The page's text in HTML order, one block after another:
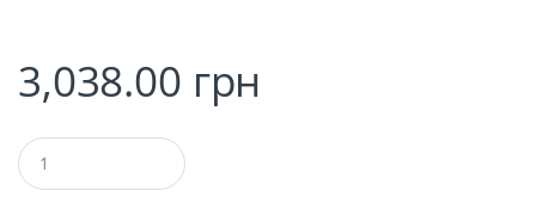
3,038.00 грн
Q
u
a